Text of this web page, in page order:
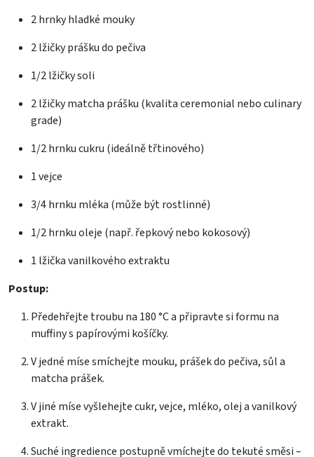
2 hrnky hladké mouky
2 lžičky prášku do pečiva
1/2 lžičky soli
2 lžičky matcha prášku (kvalita ceremonial nebo culinary
grade)
1/2 hrnku cukru (ideálně třtinového)
1 vejce
3/4 hrnku mléka (může být rostlinné)
1/2 hrnku oleje (např. řepkový nebo kokosový)
1 lžička vanilkového extraktu
Postup:
Předehřejte troubu na 180 °C a připravte si formu na
muffiny s papírovými košíčky.
V jedné míse smíchejte mouku, prášek do pečiva, sůl a
matcha prášek.
V jiné míse vyšlehejte cukr, vejce, mléko, olej a vanilkový
extrakt.
Suché ingredience postupně vmíchejte do tekuté směsi –